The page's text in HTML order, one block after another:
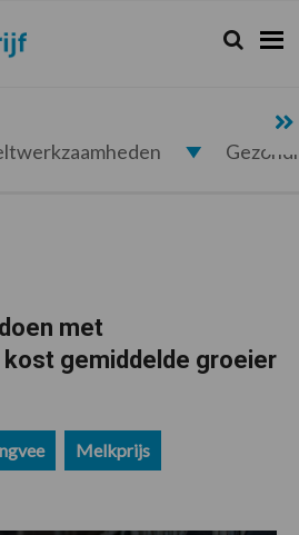
Zoeken...
Zoek
met
gemiddelde groeier
Melkprijs